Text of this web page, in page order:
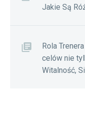
Jakie Są
Rola
celów nie
Witalność,